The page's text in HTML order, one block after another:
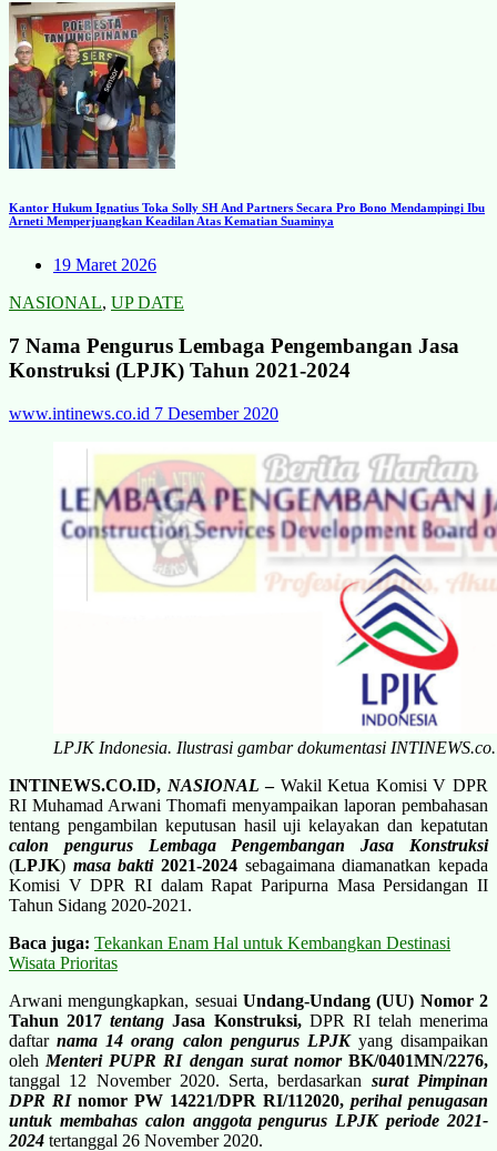
Kantor Hukum Ignatius Toka Solly SH And Partners Secara Pro Bono Mendampingi Ibu
Arneti Memperjuangkan Keadilan Atas Kematian Suaminya
19 Maret 2026
NASIONAL, UP DATE
7 Nama Pengurus Lembaga Pengembangan Jasa
Konstruksi (LPJK) Tahun 2021-2024
www.intinews.co.id 7 Desember 2020
LPJK Indonesia. Ilustrasi gambar dokumentasi
INTINEWS.CO.ID, NASIONAL –Wakil Ketua Komisi V DPR
RI Muhamad Arwani Thomafi menyampaikan laporan pembahasan
tentang pengambilan keputusan hasil uji kelayakan dan kepatutan
calon pengurus Lembaga Pengembangan Jasa Konstruksi
(LPJK) masa bakti2021-2024 sebagaimana diamanatkan kepada
Komisi V DPR RI dalam Rapat Paripurna Masa Persidangan II
Tahun Sidang 2020-2021.
Baca juga: Tekankan Enam Hal untuk Kembangkan Destinasi
Wisata Prioritas
Arwani mengungkapkan, sesuai Undang-Undang (UU) Nomor 2
Tahun 2017 tentang Jasa Konstruksi,DPR RI telah menerima
daftarnama 14 orang calon pengurus LPJK yang disampaikan
oleh Menteri PUPR RI dengan surat nomor BK/0401MN/2276,
tanggal 12 November 2020. Serta, berdasarkan surat Pimpinan
DPR RI nomor PW 14221/DPR RI/112020, perihal penugasan
untuk membahas calon anggota pengurus LPJK periode 2021-
2024 tertanggal 26 November 2020.